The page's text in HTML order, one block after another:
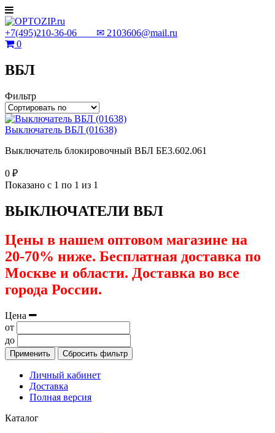
+7(495)210-36-06 ✉ 2103606@mail.ru
0
ВБЛ
Фильтр
Выключатель ВБЛ (01638)
Выключатель блокировочный ВБЛ БЕ3.602.061
0 ₽
Показано с 1 по 1 из 1
ВЫКЛЮЧАТЕЛИ ВБЛ
Цены в нашем оптовом магазине на
20-70% ниже. Бесплатная доставка по
Москве и области. Доставка во все
города России.
Цена
от
до
Применить Сбросить фильтр
Личный кабинет
Доставка
Полная версия
Каталог